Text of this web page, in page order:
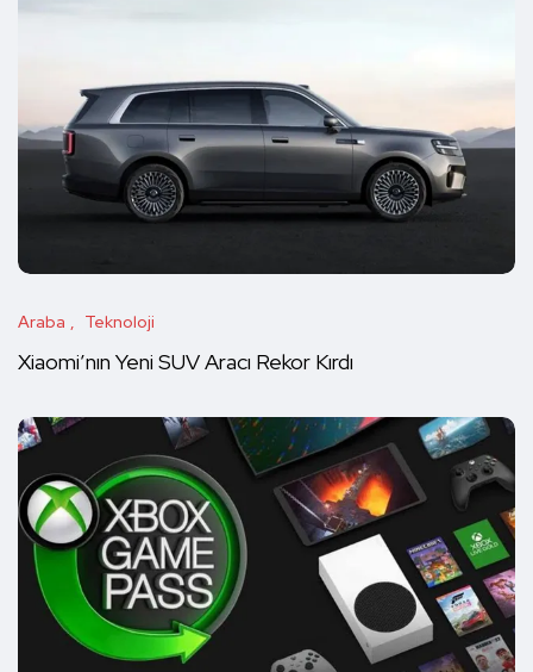
Araba Teknoloji
Xiaomi’nın Yeni SUV Aracı Rekor Kırdı